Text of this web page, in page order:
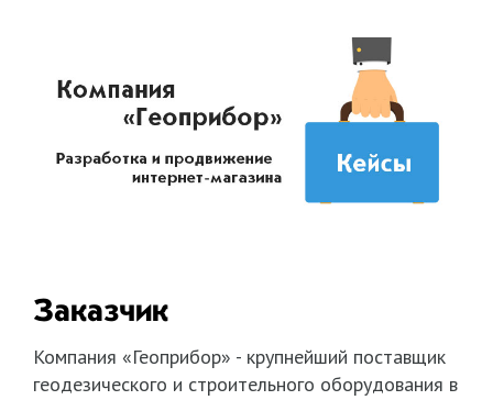
Заказчик
Компания «Геоприбор» - крупнейший поставщик
геодезического и строительного оборудования в